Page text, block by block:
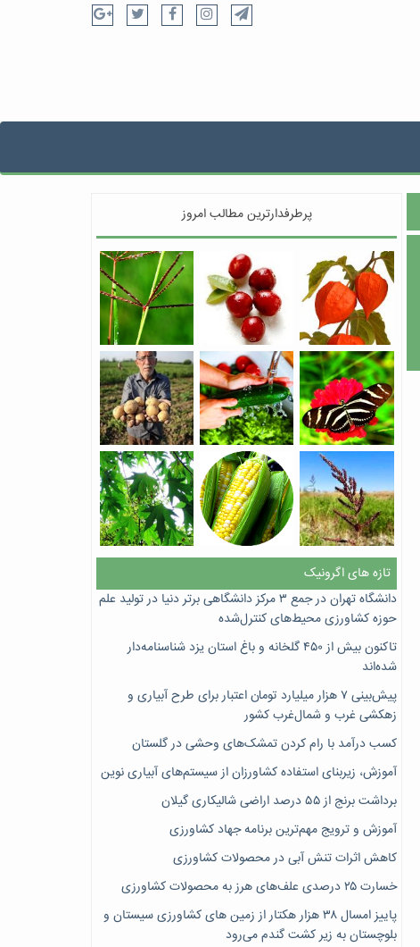
پرطرفدارترین مطالب امروز
تازه های اگرونیک
دانشگاه تهران در جمع ۳ مرکز دانشگاهی برتر دنیا در تولید علم
حوزه کشاورزی محیط‌های کنترل‌شده
تاکنون بیش از ۴۵۰ گلخانه و باغ استان یزد شناسنامه‌دار
شده‌اند
پیش‌بینی ۷‌ هزار میلیارد تومان اعتبار برای طرح آبیاری و
زهکشی غرب و شمال‌غرب کشور
کسب درآمد با رام کردن تمشک‌های وحشی در گلستان
آموزش، زیربنای استفاده کشاورزان از سیستم‌های آبیاری نوین
برداشت برنج از ۵۵ درصد اراضی شالیکاری گیلان
آموزش و ترویج مهم‌ترین برنامه جهاد کشاورزی
کاهش اثرات تنش آبی در محصولات کشاورزی
خسارت ۲۵ درصدی علف‌های هرز به محصولات کشاورزی
پاییز امسال ۳۸ هزار هکتار از زمین های کشاورزی سیستان و
بلوچستان به زیر کشت گندم می‌رود